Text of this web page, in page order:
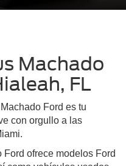
Machado
FL
Ford es tu
con orgullo a las
ofrece modelos Ford